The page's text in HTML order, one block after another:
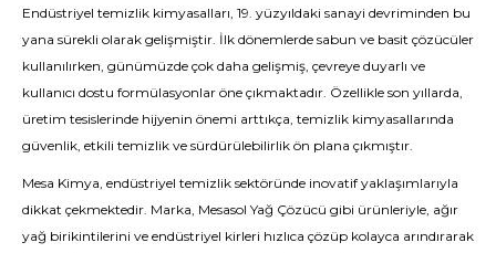
Endüstriyel temizlik kimyasalları, 19. yüzyıldaki sanayi devriminden bu
yana sürekli olarak gelişmiştir. İlk dönemlerde sabun ve basit çözücüler
kullanılırken, günümüzde çok daha gelişmiş, çevreye duyarlı ve
kullanıcı dostu formülasyonlar öne çıkmaktadır. Özellikle son yıllarda,
üretim tesislerinde hijyenin önemi arttıkça, temizlik kimyasallarında
güvenlik, etkili temizlik ve sürdürülebilirlik ön plana çıkmıştır.
Mesa Kimya, endüstriyel temizlik sektöründe inovatif yaklaşımlarıyla
dikkat çekmektedir. Marka, Mesasol Yağ Çözücü gibi ürünleriyle, ağır
yağ birikintilerini ve endüstriyel kirleri hızlıca çözüp kolayca arındırarak